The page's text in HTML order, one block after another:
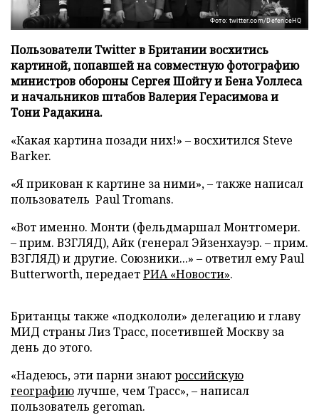
Фото: twitter.com/DefenceHQ
Пользователи Twitter в Британии восхитись
картиной, попавшей на совместную фотографию
министров обороны Сергея Шойгу и Бена Уоллеса
и начальников штабов Валерия Герасимова и
Тони Радакина.
«Какая картина позади них!» – восхитился Steve
Barker.
«Я прикован к картине за ними», – также написал
пользователь Paul Tromans.
«Вот именно. Монти (фельдмаршал Монтгомери.
– прим. ВЗГЛЯД), Айк (генерал Эйзенхауэр. – прим.
ВЗГЛЯД) и другие. Союзники...» – ответил ему Paul
Butterworth, передаетРИА «Новости».
Британцы также «подкололи» делегацию и главу
МИД страны Лиз Трасс, посетившей Москву за
день до этого.
«Надеюсь, эти парни знаютроссийскую
географиюлучше, чем Трасс», – написал
пользователь geroman.